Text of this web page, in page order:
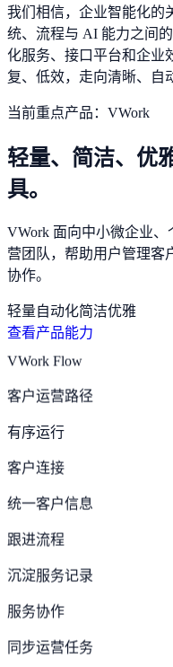
我们相信，企业智能化的
统、流程与 AI 能力之间
化服务、接口平台和企业
复、低效，走向清晰、自
当前重点产品：VWork
轻量、简洁、优
具。
VWork 面向中小微企业
营团队，帮助用户管理客
协作。
轻量自动化简洁优雅
查看产品能力
VWork Flow
客户运营路径
有序运行
客户连接
统一客户信息
跟进流程
沉淀服务记录
服务协作
同步运营任务